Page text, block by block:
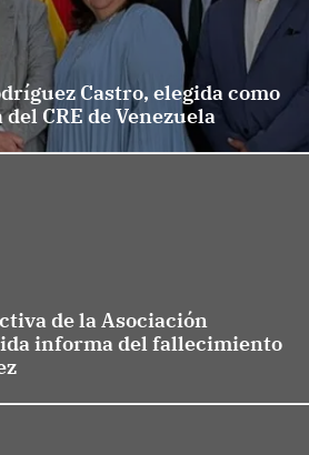
Castro, elegida como
CRE de Venezuela
de la Asociación
informa del fallecimiento